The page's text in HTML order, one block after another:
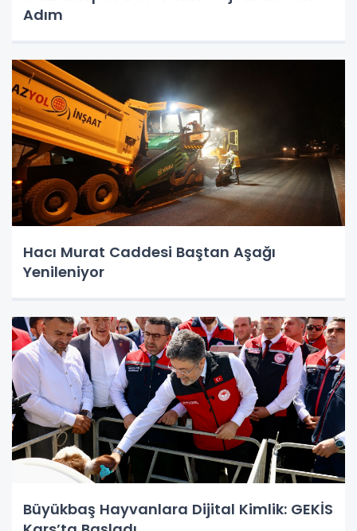
Adım
Hacı Murat Caddesi Baştan Aşağı
Yenileniyor
Büyükbaş Hayvanlara Dijital Kimlik: GEKİS